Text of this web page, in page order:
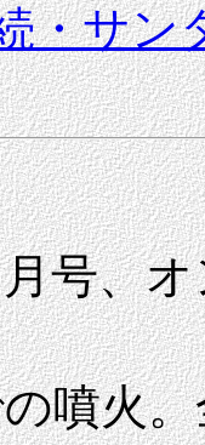
・サン
号、
噴火